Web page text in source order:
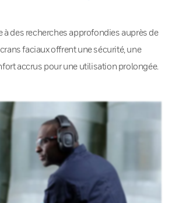
à des recherches approfondies auprès de
faciaux offrent une sécurité, une
accrus pour une utilisation prolongée.